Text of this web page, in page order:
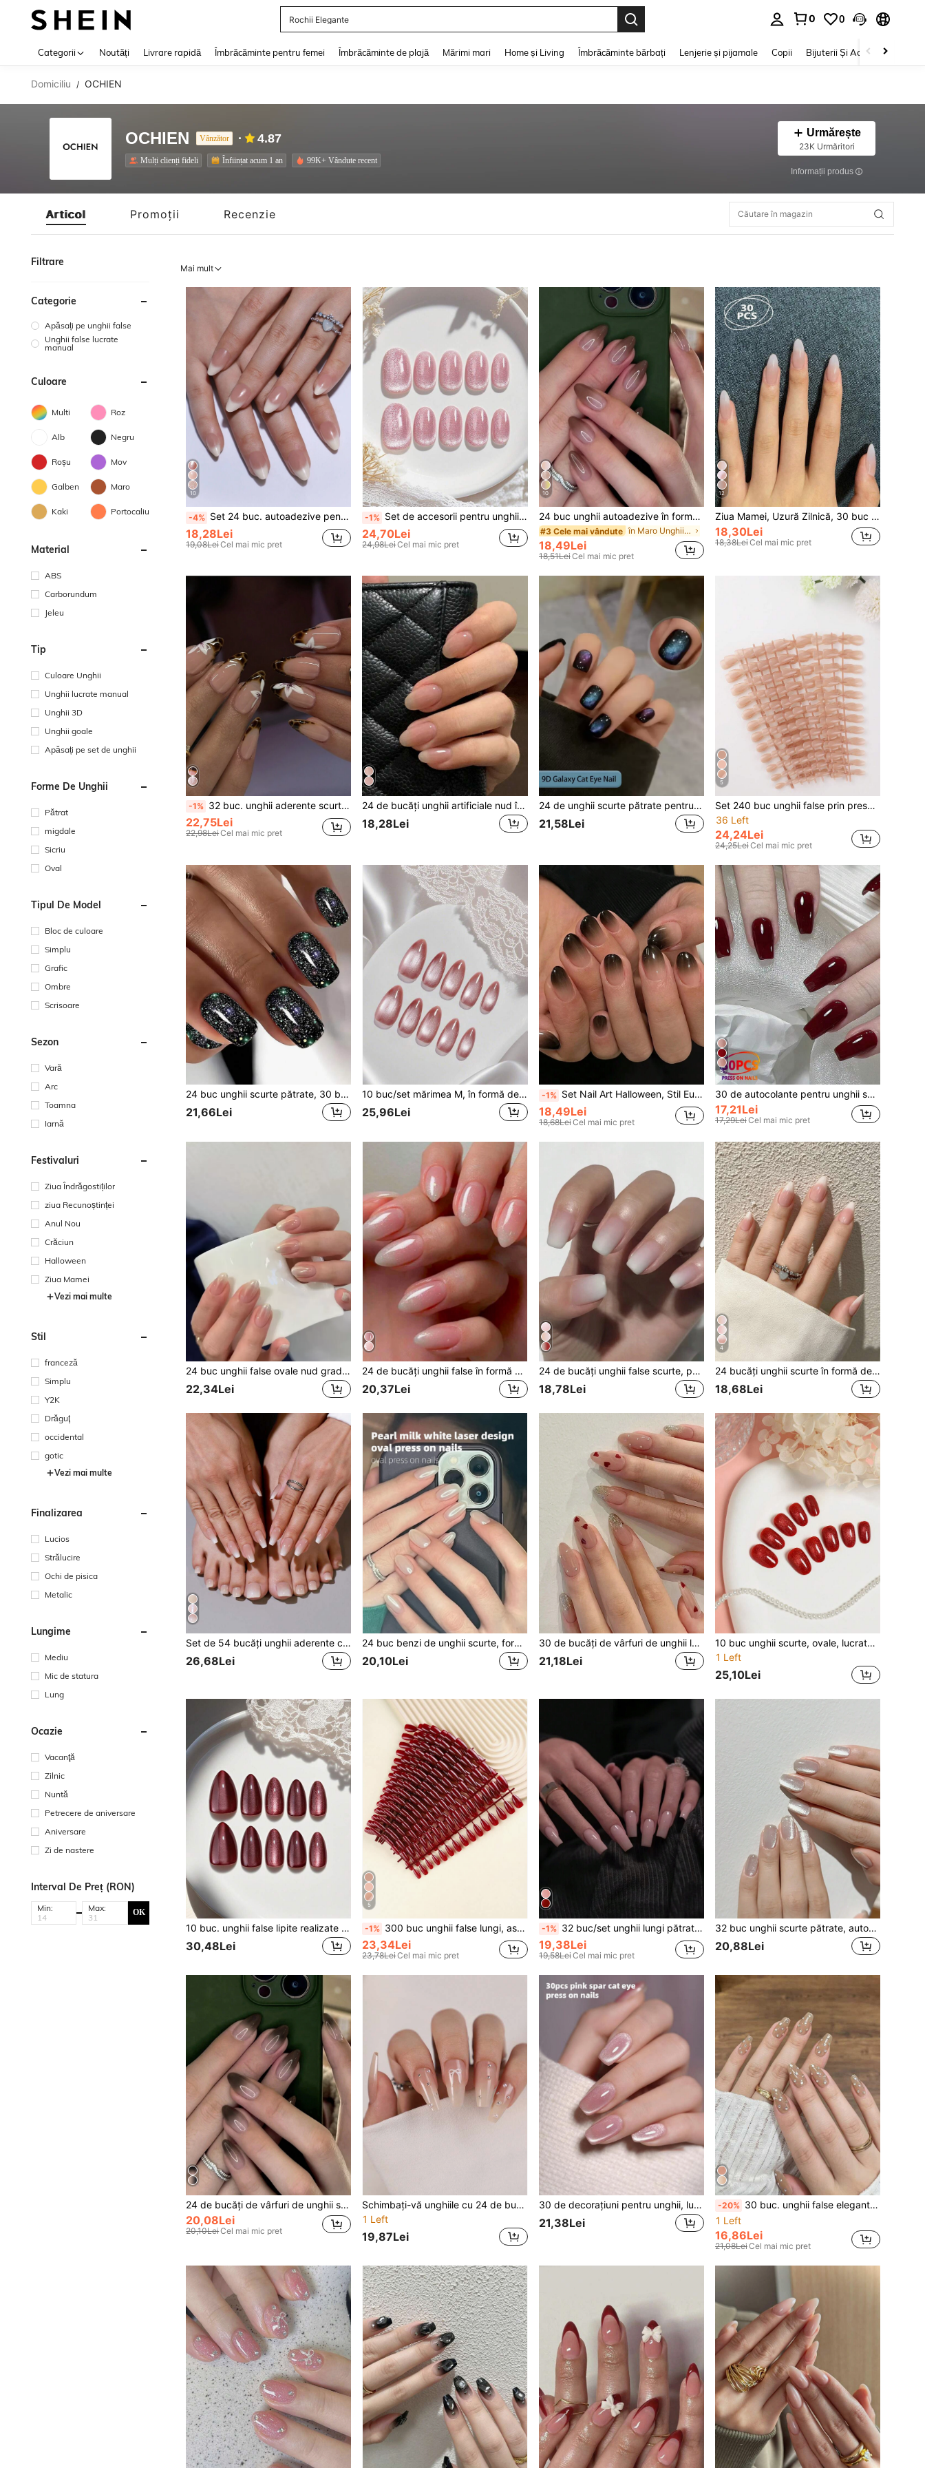
Rochii De Vară
0 0
Categorii Noutăți Livrare rapidă Îmbrăcăminte pentru femei Îmbrăcăminte de plajă Mărimi mari Home și Living Îmbrăcăminte bărbați Lenjerie și pijamale Copii Bijuterii Și Accesorii
Domiciliu / OCHIEN
OCHIEN Vânzător 4.87
Mulți clienți fideli Înființat acum 1 an 99K+ Vândute recent
Urmărește
23K Urmăritori
Informații produs
Articol Promoții Recenzie
Filtrare
Categorie
Apăsați pe unghii false
Unghii false lucrate
manual
Culoare
Multi Roz
Alb Negru
Roșu Mov
Galben Maro
Kaki Portocaliu
Material
ABS
Carborundum
Jeleu
Tip
Culoare Unghii
Unghii lucrate manual
Unghii 3D
Unghii goale
Apăsați pe set de unghii
Forme De Unghii
Pătrat
migdale
Sicriu
Oval
Tipul De Model
Bloc de culoare
Simplu
Grafic
Ombre
Scrisoare
Sezon
Vară
Arc
Toamna
Iarnă
Festivaluri
Ziua Îndrăgostiților
ziua Recunoștinței
Anul Nou
Crăciun
Halloween
Ziua Mamei
Vezi mai multe
Stil
franceză
Simplu
Y2K
Drăguţ
occidental
gotic
Vezi mai multe
Finalizarea
Lucios
Strălucire
Ochi de pisica
Metalic
Lungime
Mediu
Mic de statura
Lung
Ocazie
Vacanţă
Zilnic
Nuntă
Petrecere de aniversare
Aniversare
Zi de nastere
Interval De Preț (RON)
Min: Max: OK
Mai mult
10
-4% Set 24 buc. autoadezive pentru unghii, formă scurtă migdală, manichiură french, ombre nude și alb lăptos, benzi pentru unghii press-on, include 1 bloc pilă pentru unghii și 1 flacon de gel de unghii, stil Clean Girl
18,28Lei
19,08LeiCel mai mic pret
-1% Set de accesorii pentru unghii lucrate manual, inclusiv 10 unghii ovale scurte, model ochi de pisică cu cristale roz, potrivite pentru fete, petreceri de Crăciun sau purtare zilnică, cu 1 autocolant din folie pentru unghii și 1 bandă pentru unghii
24,70Lei
24,98LeiCel mai mic pret
10
24 buc unghii autoadezive în formă de migdală maro, efect gradient tie-dye, include 1 pilă de unghii și 1 accesoriu pentru unghii cu gel
#3 Cele mai vândute în Maro Unghii false prin presare
18,49Lei
18,51LeiCel mai mic pret
12
Ziua Mamei, Uzură Zilnică, 30 buc Unghii False Lungi, Ascuțite, Nude Ombre Albe, Vine cu 1 Pilă de Unghii și 1 Sticlă de Gel Jelly, Unghii Press-On, Accesorii pentru Manichiură
18,30Lei
18,38LeiCel mai mic pret
-1% 32 buc. unghii aderente scurte tip migdală, Y2K retro, maro ciocolată cu imprimeu leopard, French tip cu floare albă, acoperire completă, potrivite pentru fete și femei, pentru uz zilnic, accesorii pentru nail art, cu 1 buc. adeziv jelly și 1 buc. pilă de unghii
22,75Lei
22,98LeiCel mai mic pret
24 de bucăți unghii artificiale nud în formă de ovală, stil minimalist și elegant, kit unghii false japoneze, potrivite pentru purtarea zilnică a femeilor de birou, cu 1 instrument răzuitor și 1 autocolant cu gel pentru unghii, presare pe unghii, consumabile pentru unghii
18,28Lei
24 de unghii scurte pătrate pentru Halloween, unghii imprimate cu acoperire completă pentru fetița înstelată dulce, 10 unghii negre cu 14 autocolante pentru unghii cu model galaxie 9D lucrate manual, 1 pilă de unghii și 1 gel de unghii inclus, accesorii pentru unghii
21,58Lei
5
Set 240 buc unghii false prin presare, 12 mărimi, formă scurtă de migdale, culoare nud lucioasă, ușor de lipit și îndepărtat, unghii false multifuncționale, culoare solidă, potrivite pentru manichiură DIY, consumabile pentru unghii
36 Left
24,24Lei
24,25LeiCel mai mic pret
24 buc unghii scurte pătrate, 30 buc unghii lungi ascuțite, 30 buc unghii medii pătrate colorate, elegante pentru petreceri de fete, Halloween, oje cu sclipici asortate și benzi de unghii cu gel jeleu, accesorii pentru unghii
21,66Lei
10 buc/set mărimea M, în formă de migdală, dulce și blând, lucrat manual, cu model de ochi de pisică și roz, cu 1 buc gel de jeleu și 1 buc bloc de tampon, presare pe unghii, consumabile pentru unghii
25,96Lei
-1% Set Nail Art Halloween, Stil European și American, 24 buc Unghii False Ovale Scurte Nude, Vopsite prin Dip, de culoare Nude până la Negru, Include Unelte pentru Unghii, 1 Foaie de Autocolante pentru Unghii și 1 Set de Unghii cu Gel Jelly
18,49Lei
18,68LeiCel mai mic pret
5
30 de autocolante pentru unghii scurte, în formă de sicriu, roșu cireș, culoare solidă, include 1 pilă de unghii și 1 sticlă de oja gel, set de îngrijire a unghiilor, unghii, consumabile
17,21Lei
17,29LeiCel mai mic pret
24 buc unghii false ovale nud gradient, 1 buc pilă de unghii și 1 buc bandă pentru unghii, set manichiură DIY accesorii unghii
22,34Lei
24 de bucăți unghii false în formă de migdală, vopsite în stil francez, cu strasuri, include 1 buc gel de presare pentru unghii, consumabile pentru unghii
20,37Lei
24 de bucăți unghii false scurte, pătrate, roz lăptos, mate, cu pilă tampon, 1 buc gel jeleu și 1 buc bandă adezivă față-verso, presare pe unghii, consumabile pentru unghii
18,78Lei
4
24 bucăți unghii scurte în formă de migdală, pentru purtare zilnică, acoperire completă, manichiură franțuzească de la roz degradat la alb lăptos, cu 1 pilă de unghii și 1 gel de unghii
18,68Lei
Set de 54 bucăți unghii aderente cu acoperire completă, crem alb cu gradient, pentru mâini și picioare, cu 1 pilă de unghii și 2 buffere bidirecționale, potrivite pentru fete și femei pentru o manichiură la modă
26,68Lei
24 buc benzi de unghii scurte, formă ovală, elegante, minimaliste, electrolizate, alb perlat, Aurora, cu 1 bloc de lustruit unghii și 1 bandă de ojă cu gel, presă pe unghii, consumabile pentru unghii
20,10Lei
30 de bucăți de vârfuri de unghii lungi cu sclipici și stras, cu 1 bloc de finisaj și 1 gel de presă pe unghii, consumabile pentru unghii
21,18Lei
10 buc unghii scurte, ovale, lucrate manual, cu presă, plăcuțe de unghii cu cristal roșu, model ochi de pisică, vârfuri de unghii roșii strălucitoare, potrivite pentru petrecere, nuntă sau purtare zilnică, include 1 buc gel de unghii și 1 buc pilă de unghii
1 Left
25,10Lei
10 buc. unghii false lipite realizate manual, scurte, formă migdală, din gel moale, roșu-maro, efect ochi de pisică din mătase, pentru Ziua Îndrăgostiților, Crăciun, petreceri și purtare zilnică la birou, include 1 buc. bandă adezivă dublă față și 1 buc. pilă de unghii
30,48Lei
5
-1% 300 buc unghii false lungi, ascuțite, culoare solidă, 10 buc unghii false, culoare solidă, autocolante pentru unghii DIY, pentru decorarea unghiilor, unghii artificiale prin presare, accesorii pentru unghii
23,34Lei
23,78LeiCel mai mic pret
-1% 32 buc/set unghii lungi pătrate, manichiură franceză mată roz solidă, unghii cu gel moale extra-groase pentru fete/femei, potrivite pentru naveta, DIY, Crăciun, Anul Nou, include 1 împingător de cuticule și 1 adeziv față-verso pentru unghii
19,38Lei
19,58LeiCel mai mic pret
32 buc unghii scurte pătrate, autocolante ochi de pisică din sticlă argintie și albă, perlă artificială, 1 buc. lustruitor și 1 buc. gel jeleu inclus, accesorii pentru unghii
20,88Lei
24 de bucăți de vârfuri de unghii scurte, în formă de migdală, de la negru la nud, vopsite treptat, pentru manichiură, 1 pilă de unghii, 1 ojă gel inclusă, unghii elegante și rafinate, accesorii pentru unghii
20,08Lei
20,10LeiCel mai mic pret
Schimbați-vă unghiile cu 24 de bucăți de vârfuri de unghii în formă de sicriu, nud natural, alb, potrivite pentru fete și femei, ținute zilnice, festivaluri, petreceri, cadou. Include 1 gel de jeleu, 1 tampon și 24 bucăți de vârfuri de unghii. Apăsați pe Nails Nail Supplies
1 Left
19,87Lei
30 de decorațiuni pentru unghii, lucrate manual, în formă de pătrat, cu cristale roz dulci, ochi de pisică, cu 1 băț de răzuit și 1 bucată de gel de presare pentru unghii, accesorii pentru unghii
21,38Lei
-20% 30 buc. unghii false elegante nude bej cu sclipici și stras, tip press-on, pătrate medii, lucioase și reutilizabile, potrivite pentru nuntă, întâlniri și purtare casual, cu 1 buc. adeziv tip jelly și 1 buc. pilă de unghii
1 Left
16,86Lei
21,08LeiCel mai mic pret